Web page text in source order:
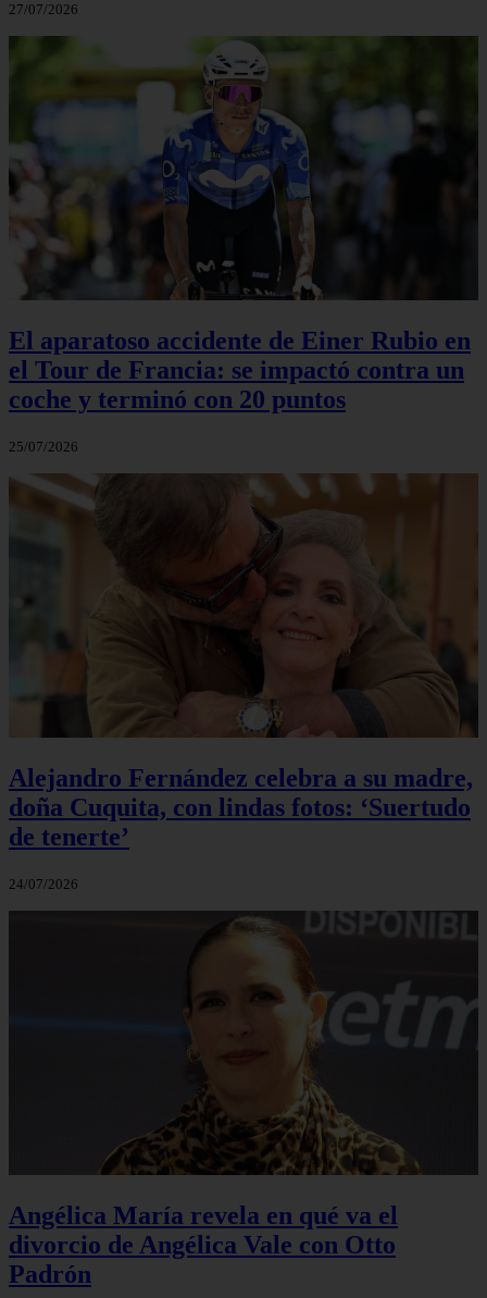
27/07/2026
El aparatoso accidente de Einer Rubio en
el Tour de Francia: se impactó contra un
coche y terminó con 20 puntos
25/07/2026
Alejandro Fernández celebra a su madre,
doña Cuquita, con lindas fotos: ‘Suertudo
de tenerte’
24/07/2026
Angélica María revela en qué va el
divorcio de Angélica Vale con Otto
Padrón